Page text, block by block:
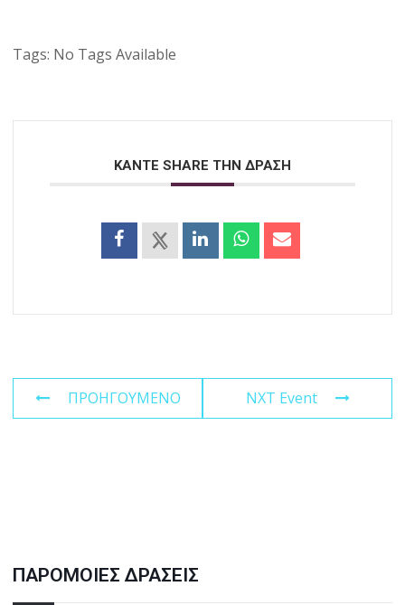
Tags: No Tags Available
ΚΑΝΤΕ SHARE ΤΗΝ ΔΡΑΣΗ
ΠΡΟΗΓΟΥΜΕΝΟ NXT Event
ΠΑΡΟΜΟΙΕΣ ΔΡΑΣΕΙΣ